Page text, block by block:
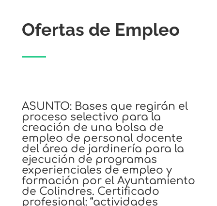
Ofertas de Empleo
ASUNTO: Bases que regirán el
proceso selectivo para la
creación de una bolsa de
empleo de personal docente
del área de jardinería para la
ejecución de programas
experienciales de empleo y
formación por el Ayuntamiento
de Colindres. Certificado
profesional: “actividades